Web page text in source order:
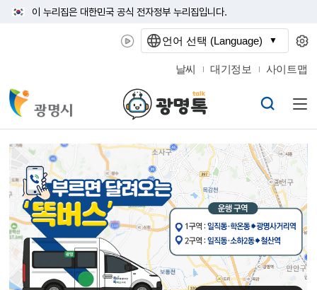
이 누리집은 대한민국 공식 전자정부 누리집입니다.
날씨 대기정보 사이트맵
언어 선택 (Language)